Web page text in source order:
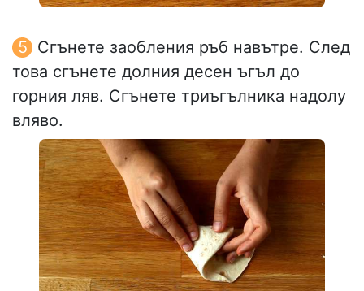
Сгънете заобления ръб навътре. След
това сгънете долния десен ъгъл до
горния ляв. Сгънете триъгълника надолу
вляво.